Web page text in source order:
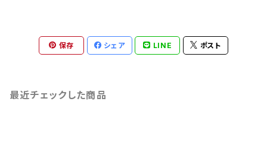
保存 シェア LINE ポスト
最近チェックした商品